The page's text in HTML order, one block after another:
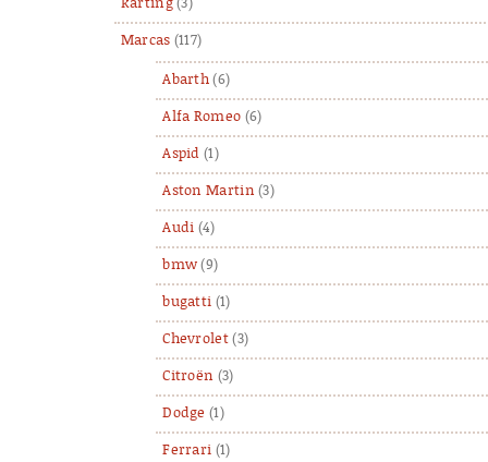
karting(3)
Marcas (117)
Abarth (6)
Alfa Romeo (6)
Aspid (1)
Aston Martin (3)
Audi (4)
bmw (9)
bugatti (1)
Chevrolet(3)
Citroën (3)
Dodge (1)
Ferrari (1)